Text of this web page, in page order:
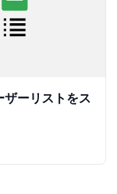
ーリストをス